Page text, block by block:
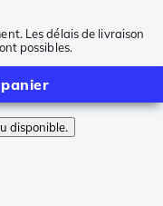
Les délais de livraison
possibles.
disponible.